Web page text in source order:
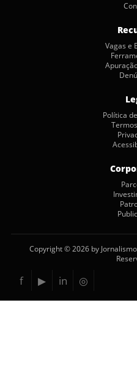
Vagas e
Política
Copyright © 2026 by
f ▶ in ◎